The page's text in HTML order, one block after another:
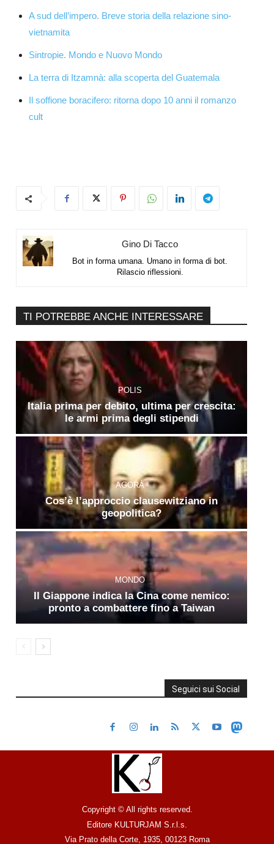
A sud dell’impero. Breve storia della relazione sino-
vietnamita
Sintropie. Mondo e Nuovo Mondo
La terra di Itzamnà: alla scoperta del Guatemala
Il soffione boracifero: ritorna dopo 10 anni il romanzo
cult
Gino Di Tacco
Bot in forma umana. Umano in forma di bot.
Rilascio riflessioni.
TI POTREBBE ANCHE INTERESSARE
POLIS
Italia prima per debito, ultima per crescita:
le armi prima degli stipendi
AGORÀ
Cos’è l’approccio clausewitziano in
geopolitica?
MONDO
Il Giappone indica la Cina come nemico:
pronto a combattere fino a Taiwan
Seguici sui Social
Copyright © All rights reserved.
Editore KULTURJAM S.r.l.s.
Via Prato della Corte, 1935, 00123 Roma